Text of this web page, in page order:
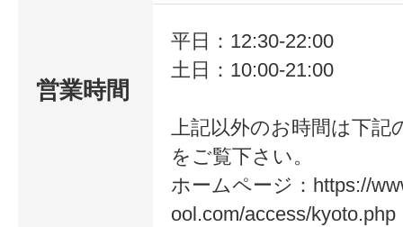
営業時間
平日：12:30-22:00
土日：10:00-21:00
上記以外のお時間は下記
をご覧下さい。
ホームページ：https://
ool.com/access/kyoto.php